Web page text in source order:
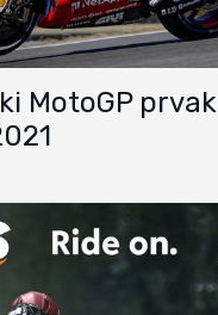
MotoGP prvak